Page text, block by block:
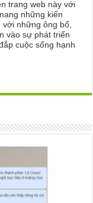
trang web này với
những kiến
những ông bố,
vào sự phát triển
cuộc sống hạnh